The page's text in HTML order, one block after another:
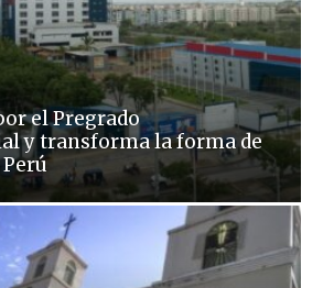
el Pregrado
y transforma la forma de